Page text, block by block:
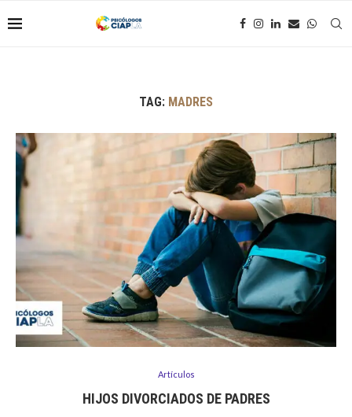
TAG: MADRES
Artículos
HIJOS DIVORCIADOS DE PADRES